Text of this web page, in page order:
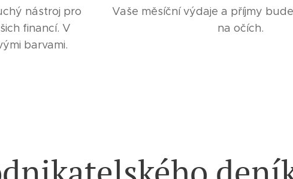
nástroj pro
financí. V
barvami.
Vaše měsíční výdaje a příjmy
na očích.